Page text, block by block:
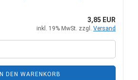
3,85 EUR
inkl. 19% MwSt. zzgl. Versand
IN DEN WARENKORB